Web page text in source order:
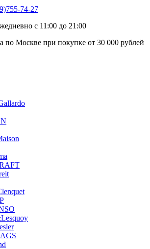
74-27
с 11:00 до 21:00
по Москве при покупке от 30 000 рублей